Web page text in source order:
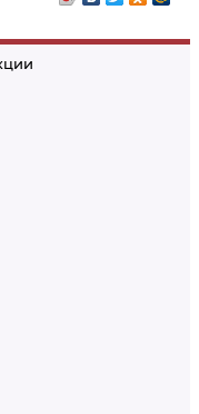
изменении
оплаты